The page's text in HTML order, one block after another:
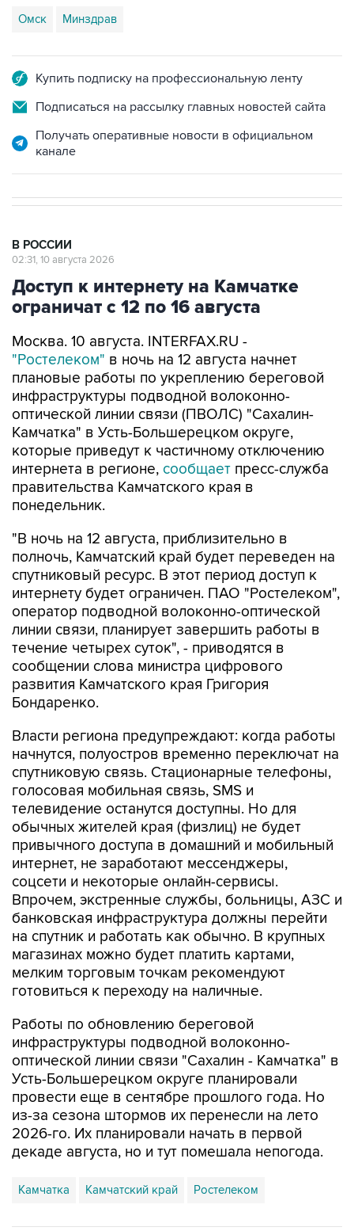
Подписаться на рассылку главных новостей сайта
Получать оперативные новости в официальном
Доступ к интернету на Камчатке
ограничат с 12 по 16 августа
Москва. 10 августа. INTERFAX.RU -
плановые работы по укреплению береговой
инфраструктуры подводной волоконно-
оптической линии связи (ПВОЛС) "Сахалин-
Камчатка" в Усть-Большерецком округе,
которые приведут к частичному отключению
интернета в регионе,сообщаетпресс-служба
правительства Камчатского края в
понедельник.
"В ночь на 12 августа, приблизительно в
спутниковый ресурс. В этот период доступ к
интернету будет ограничен. ПАО "Ростелеком",
оператор подводной волоконно-оптической
линии связи, планирует завершить работы в
течение четырех суток", - приводятся в
сообщении слова министра цифрового
развития Камчатского края Григория
Бондаренко.
Власти региона предупреждают: когда работы
спутниковую связь. Стационарные телефоны,
голосовая мобильная связь, SMS и
телевидение останутся доступны. Но для
обычных жителей края (физлиц) не будет
привычного доступа в домашний и мобильный
интернет, не заработают мессенджеры,
соцсети и некоторые онлайн-сервисы.
Впрочем, экстренные службы, больницы, АЗС и
банковская инфраструктура должны перейти
на спутник и работать как обычно. В крупных
магазинах можно будет платить картами,
мелким торговым точкам рекомендуют
готовиться к переходу на наличные.
Работы по обновлению береговой
оптической линии связи "Сахалин - Камчатка" в
Усть-Большерецком округе планировали
провести еще в сентябре прошлого года. Но
из-за сезона штормов их перенесли на лето
2026-го. Их планировали начать в первой
декаде августа, но и тут помешала непогода.
Камчатка Камчатский край Ростелеком